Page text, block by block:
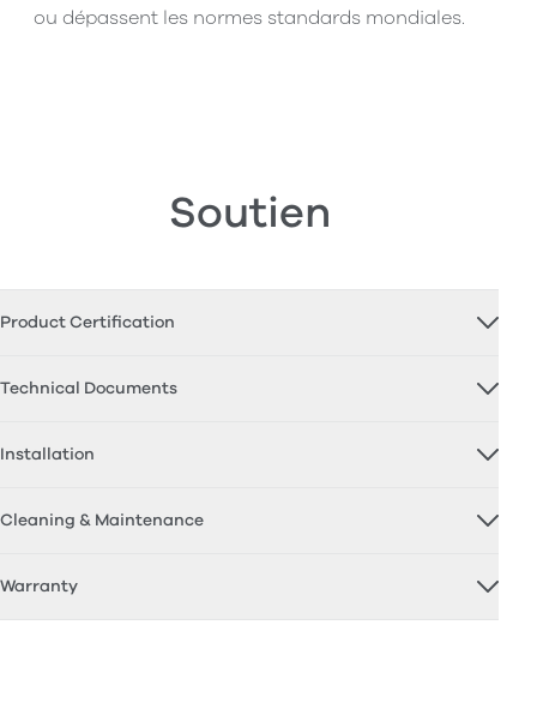
ou dépassent les normes standards mondiales.
Soutien
Product Certification
Technical Documents
Installation
Cleaning & Maintenance
Warranty